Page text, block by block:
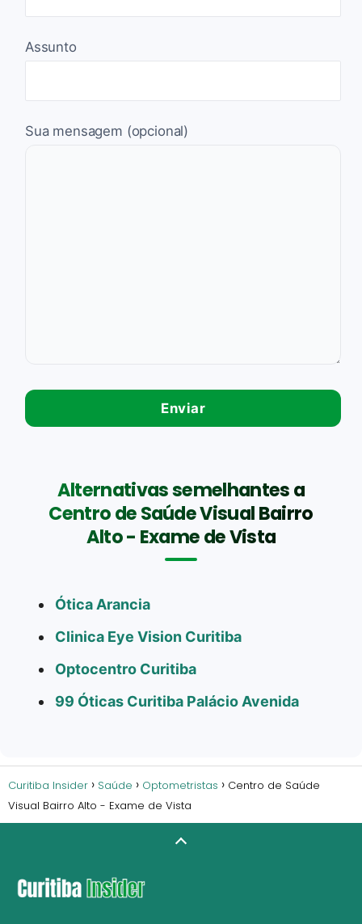
Assunto
Sua mensagem (opcional)
Alternativas semelhantes a
Centro de Saúde Visual Bairro
Alto - Exame de Vista
Ótica Arancia
Clinica Eye Vision Curitiba
Optocentro Curitiba
99 Óticas Curitiba Palácio Avenida
Curitiba Insider Saúde Optometristas
Centro de Saúde
Visual Bairro Alto - Exame de Vista